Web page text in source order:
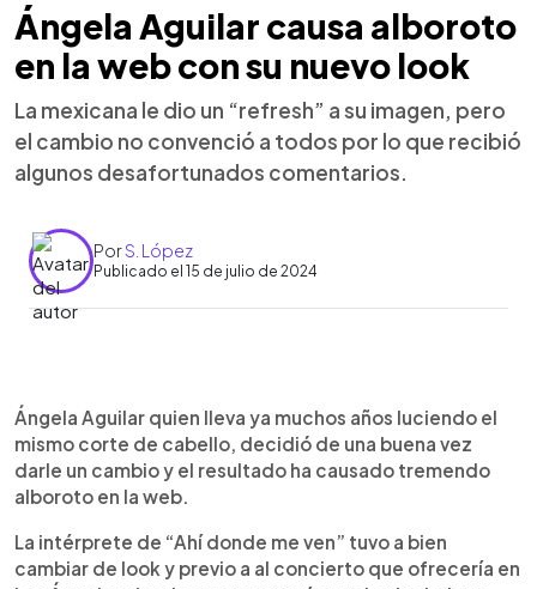
Ángela Aguilar causa alboroto
en la web con su nuevo look
La mexicana le dio un “refresh” a su imagen, pero
el cambio no convenció a todos por lo que recibió
algunos desafortunados comentarios.
PorS. López
Publicado el 15 de julio de 2024
► Escuchar artículo
Ángela Aguilar quien lleva ya muchos años luciendo el
mismo corte de cabello, decidió de una buena vez
darle un cambio y el resultado ha causado tremendo
alboroto en la web.
La intérprete de “Ahí donde me ven” tuvo a bien
cambiar de look y previo a al concierto que ofrecería en